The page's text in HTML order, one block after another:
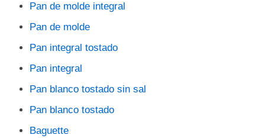
Pan de molde integral
Pan de molde
Pan integral tostado
Pan integral
Pan blanco tostado sin sal
Pan blanco tostado
Baguette